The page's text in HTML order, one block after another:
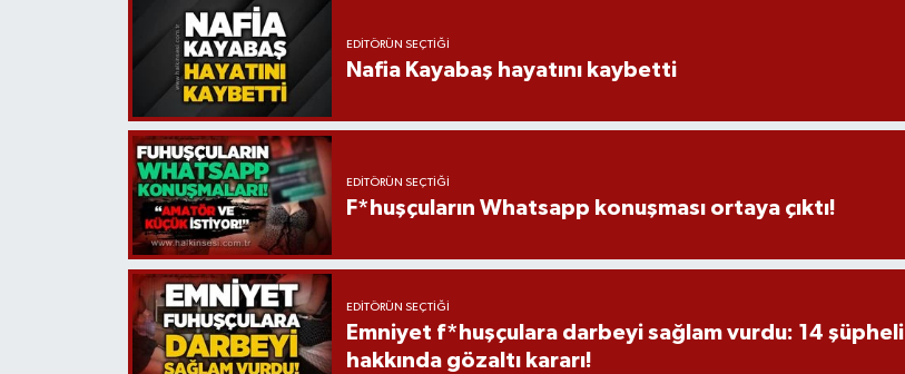
EDITÖRÜN SEÇTIĞI
Nafia Kayabaş hayatını kaybetti
EDITÖRÜN SEÇTIĞI
F*huşçuların Whatsapp konuşması ortaya çıktı!
EDITÖRÜN SEÇTIĞI
Emniyet f*huşçulara darbeyi sağlam vurdu: 14 şüpheli
hakkında gözaltı kararı!